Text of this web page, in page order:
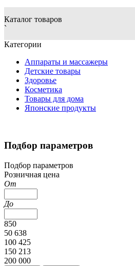
Каталог товаров
`
Категории
Аппараты и массажеры
Детские товары
Здоровье
Косметика
Товары для дома
Японские продукты
Подбор параметров
Подбор параметров
Розничная цена
От
До
850
50 638
100 425
150 213
200 000